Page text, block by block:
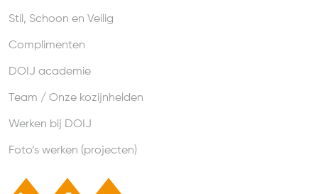
Stil, Schoon en Veilig
Complimenten
DOIJ academie
Team / Onze kozijnhelden
Werken bij DOIJ
Foto’s werken (projecten)